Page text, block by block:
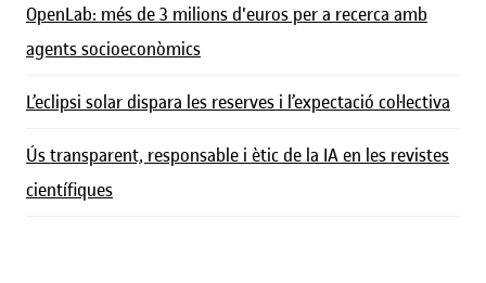
OpenLab: més de 3 milions d'euros per a recerca amb
agents socioeconòmics
L’eclipsi solar dispara les reserves i l’expectació col·lectiva
Ús transparent, responsable i ètic de la IA en les revistes
científiques